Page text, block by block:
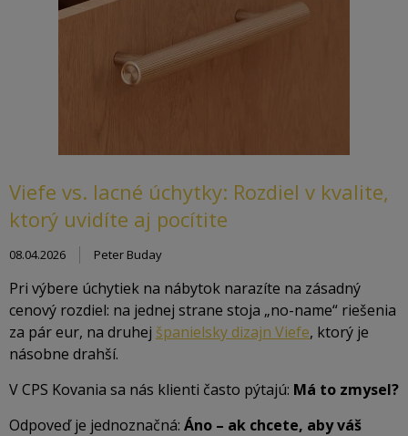
Viefe vs. lacné úchytky: Rozdiel v kvalite,
ktorý uvidíte aj pocítite
08.04.2026 Peter Buday
Pri výbere úchytiek na nábytok narazíte na zásadný
cenový rozdiel: na jednej strane stoja „no-name“ riešenia
za pár eur, na druhej španielsky dizajn Viefe, ktorý je
násobne drahší.
V CPS Kovania sa nás klienti často pýtajú: Má to zmysel?
Odpoveď je jednoznačná: Áno – ak chcete, aby váš